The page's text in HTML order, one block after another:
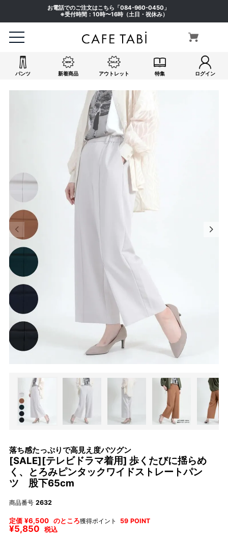
お電話でのご注文はこちら「084-960-0450 」
※受付時間：10時〜16時（土日・祝休み）
パンツ 新着商品 アウトレット 特集 ログイン
落ち感たっぷりで高見え度バツグン
[SALE][テレビドラマ着用] 歩くたびに揺らめ
く、とろみピンタックワイドストレートパン
ツ 股下65cm
商品番号 2632
定価 ¥6,500 のところ
¥5,850 税込
獲得ポイント 59 POINT